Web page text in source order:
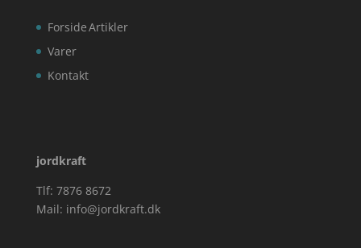
Forside
Varer
Kontakt
Artikler
jordkraft
Tlf: 7876 8672
Mail: info@jordkraft.dk